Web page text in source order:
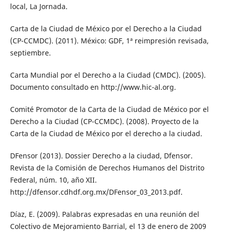
local, La Jornada.
Carta de la Ciudad de México por el Derecho a la Ciudad
(CP-CCMDC). (2011). México: GDF, 1ª reimpresión revisada,
septiembre.
Carta Mundial por el Derecho a la Ciudad (CMDC). (2005).
Documento consultado en http://www.hic-al.org.
Comité Promotor de la Carta de la Ciudad de México por el
Derecho a la Ciudad (CP-CCMDC). (2008). Proyecto de la
Carta de la Ciudad de México por el derecho a la ciudad.
DFensor (2013). Dossier Derecho a la ciudad, Dfensor.
Revista de la Comisión de Derechos Humanos del Distrito
Federal, núm. 10, año XII.
http://dfensor.cdhdf.org.mx/DFensor_03_2013.pdf.
Díaz, E. (2009). Palabras expresadas en una reunión del
Colectivo de Mejoramiento Barrial, el 13 de enero de 2009